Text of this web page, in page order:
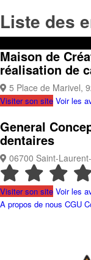
Liste des
Maison de
réalisation de
5 Place de Marivel,
Visiter son site Voir les
General
dentaires
06700 Saint-
Visiter son site Voir les
A propos de nous CGU